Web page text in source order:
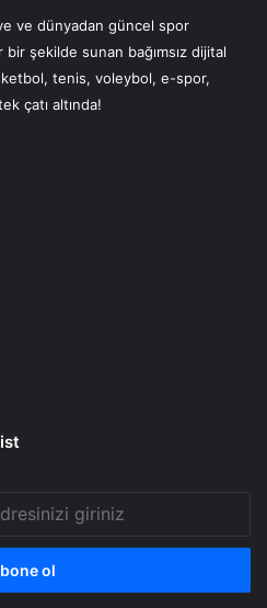
ve dünyadan güncel spor
şekilde sunan bağımsız dijital
tenis, voleybol, e-spor,
çatı altında!